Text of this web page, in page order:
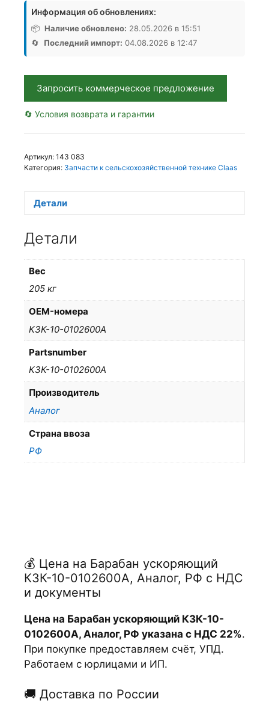
Информация об обновлениях:
📦 Наличие обновлено: 28.05.2026 в 15:51
🔄
Последний импорт: 04.08.2026 в 12:47
Запросить коммерческое предложение
🔄 Условия возврата и гарантии
Артикул: 143 083
Категория: Запчасти к сельскохозяйственной технике Claas
Детали
Детали
Вес
205 кг
OEM-номера
КЗК-10-0102600А
Partsnumber
КЗК-10-0102600А
Производитель
Аналог
Страна ввоза
РФ
💰 Цена на Барабан ускоряющий
КЗК-10-0102600А, Аналог, РФ с НДС
и документы
Цена на Барабан ускоряющий КЗК-10-
0102600А, Аналог, РФ указана с НДС 22%.
При покупке предоставляем счёт, УПД.
Работаем с юрлицами и ИП.
🚚 Доставка по России